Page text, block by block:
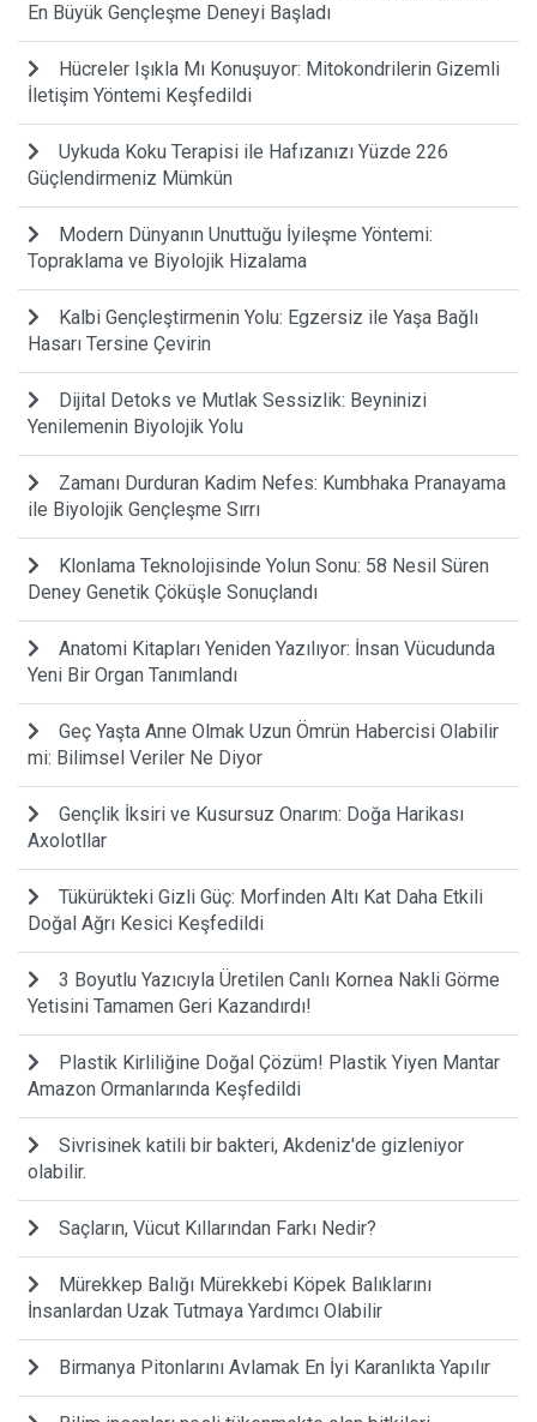
En Büyük Gençleşme Deneyi Başladı
Hücreler Işıkla Mı Konuşuyor: Mitokondrilerin Gizemli
İletişim Yöntemi Keşfedildi
Uykuda Koku Terapisi ile Hafızanızı Yüzde 226
Güçlendirmeniz Mümkün
Modern Dünyanın Unuttuğu İyileşme Yöntemi:
Topraklama ve Biyolojik Hizalama
Kalbi Gençleştirmenin Yolu: Egzersiz ile Yaşa Bağlı
Hasarı Tersine Çevirin
Dijital Detoks ve Mutlak Sessizlik: Beyninizi
Yenilemenin Biyolojik Yolu
Zamanı Durduran Kadim Nefes: Kumbhaka Pranayama
ile Biyolojik Gençleşme Sırrı
Klonlama Teknolojisinde Yolun Sonu: 58 Nesil Süren
Deney Genetik Çöküşle Sonuçlandı
Anatomi Kitapları Yeniden Yazılıyor: İnsan Vücudunda
Yeni Bir Organ Tanımlandı
Geç Yaşta Anne Olmak Uzun Ömrün Habercisi Olabilir
mi: Bilimsel Veriler Ne Diyor
Gençlik İksiri ve Kusursuz Onarım: Doğa Harikası
Axolotllar
Tükürükteki Gizli Güç: Morfinden Altı Kat Daha Etkili
Doğal Ağrı Kesici Keşfedildi
3 Boyutlu Yazıcıyla Üretilen Canlı Kornea Nakli Görme
Yetisini Tamamen Geri Kazandırdı!
Plastik Kirliliğine Doğal Çözüm! Plastik Yiyen Mantar
Amazon Ormanlarında Keşfedildi
Sivrisinek katili bir bakteri, Akdeniz'de gizleniyor
olabilir.
Saçların, Vücut Kıllarından Farkı Nedir?
Mürekkep Balığı Mürekkebi Köpek Balıklarını
İnsanlardan Uzak Tutmaya Yardımcı Olabilir
Birmanya Pitonlarını Avlamak En İyi Karanlıkta Yapılır